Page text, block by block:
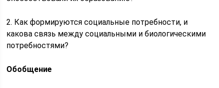
2. Как формируются социальные потребности, и
какова связь между социальными и биологическими
потребностями?
Обобщение